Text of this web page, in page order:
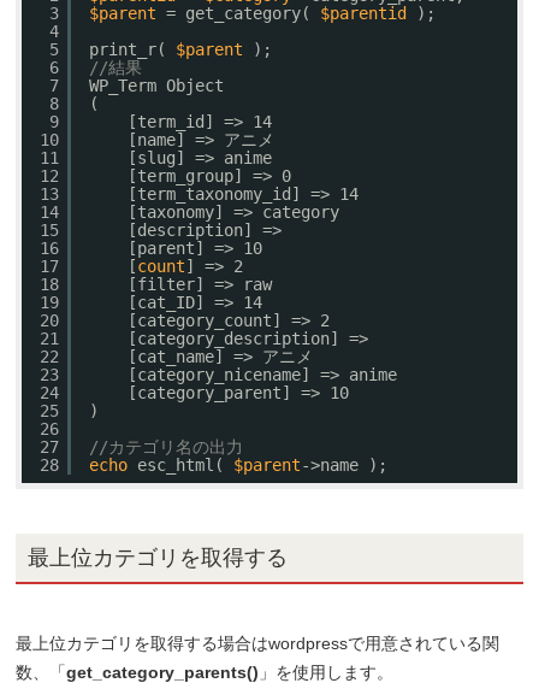
3
4
5
6
7
8
9
10
11
12
13
14
15
16
17
18
19
20
21
22
23
24
25
26
27
28
$parent = get_category( $parentid
);
print_r( $parent
);
//結果
WP_Term Object
(
[term_id] => 14
[name] => アニメ
[slug] => anime
[term_group] => 0
[term_taxonomy_id] => 14
[taxonomy] => category
[description] =>
[parent] => 10
[count] => 2
[filter] => raw
[cat_ID] => 14
[category_count] => 2
[category_description] =>
[cat_name] => アニメ
[category_nicename] => anime
[category_parent] => 10
)
//カテゴリ名の出力
echo esc_html( $parent->name );
最上位カテゴリを取得する
最上位カテゴリを取得する場合はwordpressで用意されている関
数、「get_category_parents() 」を使用します。